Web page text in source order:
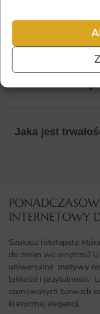
a inny na
Jaka jest
INTERNETOWY
Szukasz fototapety,
do zmian we wnętrzu?
uniwersalne motywy
lekkości i przytulności.
stonowanych barwach
klasycznej elegancji.